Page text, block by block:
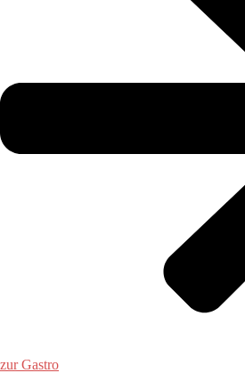
zur Gastro